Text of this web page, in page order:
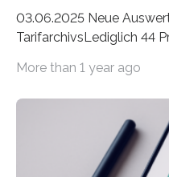
03.06.2025 Neue
TarifarchivsLediglich 44
tarifgebundenen
Unterkünfte fast überall
viele Beschäftigte ist
Juli ausgezahlte
sich den wohlverdienten
More than 1 year ago